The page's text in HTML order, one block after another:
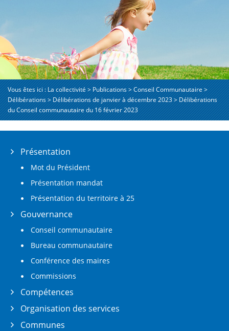
Vous êtes ici :La collectivité>Publications>Conseil Communautaire>
Délibérations>Délibérations de janvier à décembre 2023>Délibérations
du Conseil communautaire du 16 février 2023
Présentation
Mot du Président
Présentation mandat
Présentation du territoire à 25
Gouvernance
Conseil communautaire
Bureau communautaire
Conférence des maires
Commissions
Compétences
Organisation des services
Communes